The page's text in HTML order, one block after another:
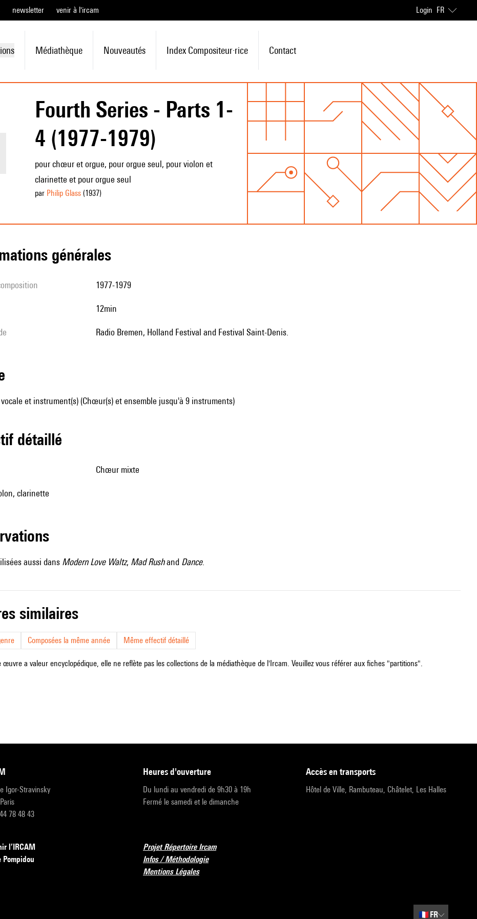
newsletter venir à l'ircam Login FR
Médiathèque Nouveautés Index Compositeur·rice Contact
Fourth Series - Parts 1-
4 (1977-1979)
pour chœur et orgue, pour orgue seul, pour violon et
clarinette et pour orgue seul
par Philip Glass(1937)
générales
1977-1979
12min
Radio Bremen, Holland Festival and Festival Saint-Denis.
et instrument(s) (Chœur(s) et ensemble jusqu'à 9 instruments)
détaillé
chœur mixte
clarinette
aussi dans Modern Love Waltz, Mad Rushand Dance.
similaires
Composées la même année Même effectif détaillé
œuvre a valeur encyclopédique, elle ne reflète pas les collections de la médiathèque de l'Ircam. Veuillez vous référer aux fiches "partitions".
Igor-Stravinsky
78 48 43
heures d'ouverture
Du lundi au vendredi de 9h30 à 19h
Fermé le samedi et le dimanche
accès en transports
Hôtel de Ville, Rambuteau, Châtelet, Les Halles
l’IRCAM
Pompidou
Projet Répertoire Ircam
Infos / Méthodologie
Mentions Légales
🇫🇷 FR